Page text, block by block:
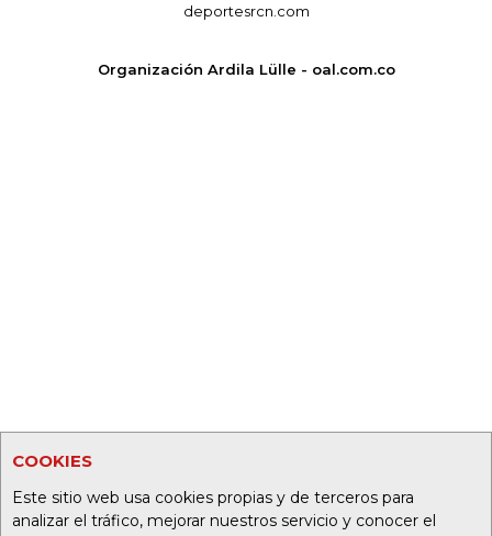
COOKIES
Este sitio web usa cookies propias y de terceros para
analizar el tráfico, mejorar nuestros servicio y conocer el
deportesrcn.com
Organización Ardila Lülle - oal.com.co